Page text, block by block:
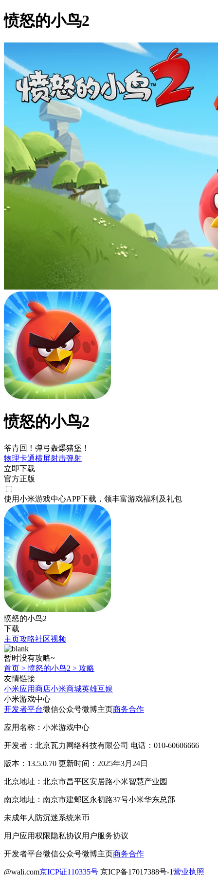
愤怒的小鸟2
愤怒的小鸟2
爷青回！弹弓轰爆猪堡！
物理卡通横屏射击弹射
立即下载
官方正版
使用小米游戏中心APP下载 ，领丰富游戏福利 及礼包
愤怒的小鸟2
下载
主页攻略社区视频
暂时没有攻略~
首页 >愤怒的小鸟2 > 攻略
友情链接
小米应用商店小米商城英雄互娱
小米游戏中心
开发者平台微信公众号微博主页商务合作
应用名称：小米游戏中心
开发者：北京瓦力网络科技有限公司 电话：010-60606666
版本：13.5.0.70 更新时间：2025年3月24日
北京地址：北京市昌平区安居路小米智慧产业园
南京地址：南京市建邺区永初路37号小米华东总部
未成年人防沉迷系统米币
用户应用权限隐私协议用户服务协议
开发者平台微信公众号微博主页商务合作
@wali.com京ICP证110335号 京ICP备17017388号-1营业执照